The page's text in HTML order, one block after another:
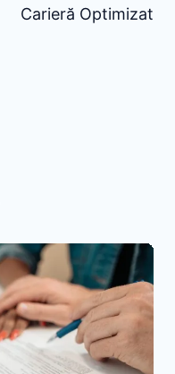
Carieră Optimizat